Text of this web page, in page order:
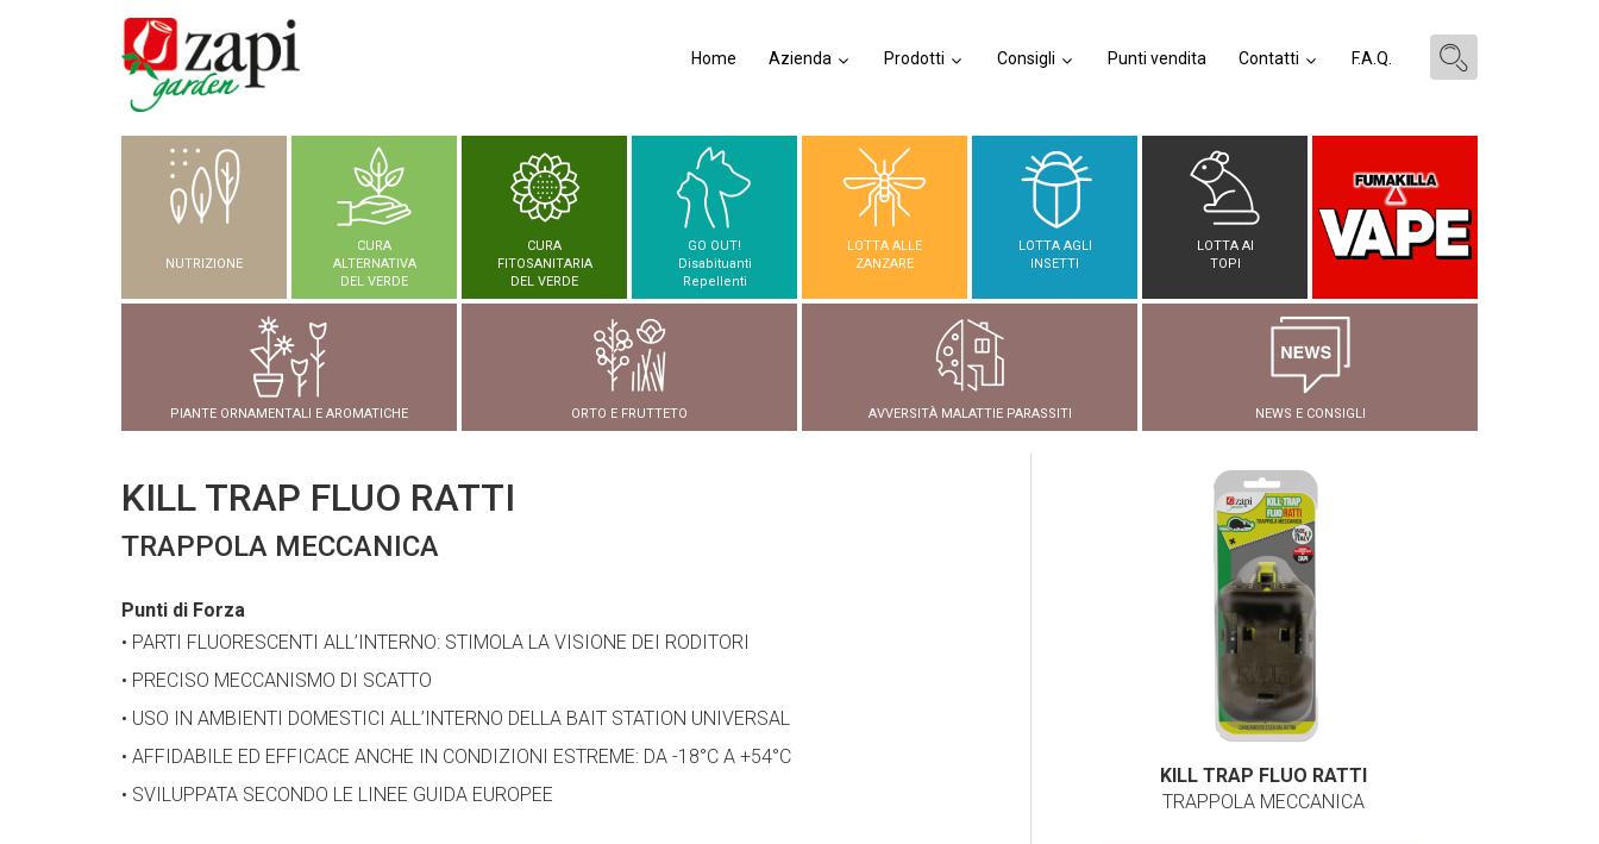
Home Azienda Prodotti Consigli Punti vendita Contatti F.A.Q.
NUTRIZIONE
CURA
ALTERNATIVA
DEL VERDE
CURA
FITOSANITARIA
DEL VERDE
GO OUT!
Disabituanti
Repellenti
LOTTA ALLE
ZANZARE
LOTTA AGLI
INSETTI
LOTTA AI
TOPI
PIANTE ORNAMENTALI E AROMATICHE ORTO E FRUTTETO AVVERSITÀ MALATTIE PARASSITI NEWS E CONSIGLI
KILL TRAP FLUO RATTI
TRAPPOLA MECCANICA
Punti di Forza
• PARTI FLUORESCENTI ALL’INTERNO: STIMOLA LA VISIONE DEI RODITORI
• PRECISO MECCANISMO DI SCATTO
• USO IN AMBIENTI DOMESTICI ALL’INTERNO DELLA BAIT STATION UNIVERSAL
• AFFIDABILE ED EFFICACE ANCHE IN CONDIZIONI ESTREME: DA -18°C A +54°C
• SVILUPPATA SECONDO LE LINEE GUIDA EUROPEE
KILL TRAP FLUO RATTI
TRAPPOLA MECCANICA